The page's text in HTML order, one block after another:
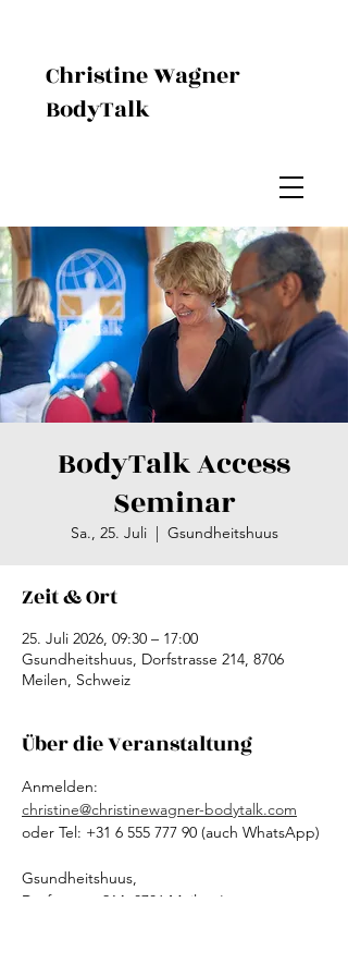
Christine Wagner
BodyTalk
BodyTalk Access
Seminar
Sa., 25. Juli
  |
Gsundheitshuus
Zeit & Ort
25. Juli 2026, 09:30 – 17:00
Gsundheitshuus, Dorfstrasse 214, 8706
Meilen, Schweiz
Über die Veranstaltung
Anmelden:
christine@christinewagner-bodytalk.com
oder Tel: +31 6 555 777 90 (auch WhatsApp)
Gsundheitshuus,
Dorfstrasse 214, 8706 Meilen (am